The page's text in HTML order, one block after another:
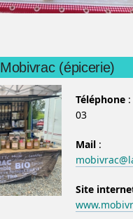
Mobivrac (épicerie)
Téléphone
03
Mail :
Site